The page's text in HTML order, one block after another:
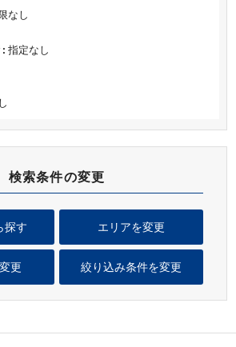
検索条件の変更
エリアを変更
探す
更 絞り込み条件を変更
なし
: 指定なし